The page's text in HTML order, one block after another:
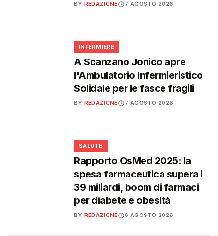
BY REDAZIONE 7 AGOSTO 2026
INFERMIERE
A Scanzano Jonico apre
l'Ambulatorio Infermieristico
Solidale per le fasce fragili
BY REDAZIONE 7 AGOSTO 2026
SALUTE
Rapporto OsMed 2025: la
spesa farmaceutica supera i
39 miliardi, boom di farmaci
per diabete e obesità
BY REDAZIONE 6 AGOSTO 2026